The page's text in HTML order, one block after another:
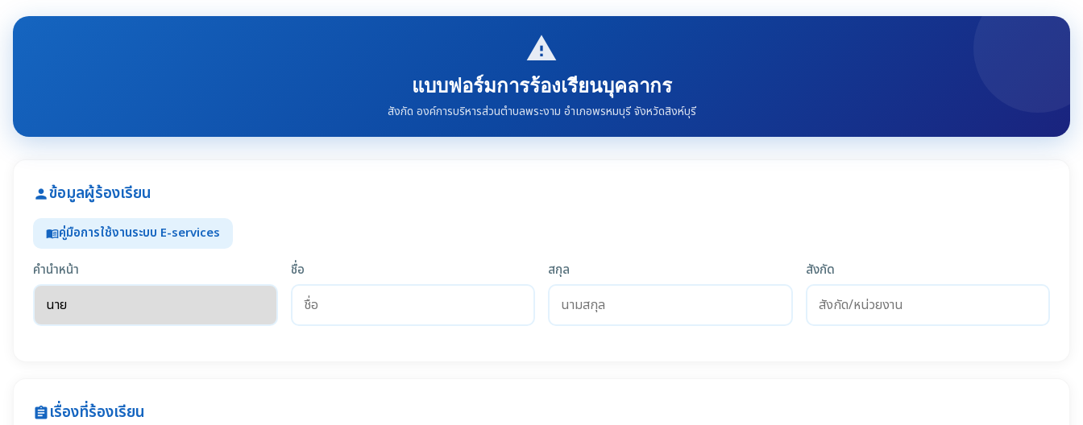
report_problem
แบบฟอร์มการร้องเรียนบุคลากร
สังกัด องค์การบริหารส่วนตำบลพระงาม อำเภอพรหมบุรี จังหวัดสิงห์บุรี
personข้อมูลผู้ร้องเรียน
menu_bookคู่มือการใช้งานระบบ E-services
คำนำหน้า
ชื่อ สกุล สังกัด
assignment เรื่องที่ร้องเรียน